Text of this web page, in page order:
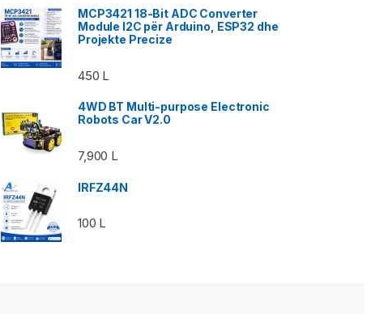
MCP3421 18-Bit ADC Converter
Module I2C për Arduino, ESP32 dhe
Projekte Precize
450 L
4WD BT Multi-purpose Electronic
Robots Car V2.0
7,900 L
IRFZ44N
100 L